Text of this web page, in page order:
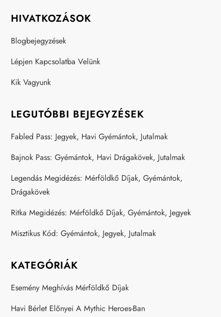
s
t
s
a
g
i
n
a
t
i
o
n
HIVATKOZÁSOK
Blogbejegyzések
Lépjen Kapcsolatba Velünk
Kik Vagyunk
LEGUTÓBBI BEJEGYZÉSEK
Fabled Pass: Jegyek, Havi Gyémántok, Jutalmak
Bajnok Pass: Gyémántok, Havi Drágakövek, Jutalmak
Legendás Megidézés: Mérföldkő Díjak, Gyémántok,
Drágakövek
Ritka Megidézés: Mérföldkő Díjak, Gyémántok, Jegyek
Misztikus Kód: Gyémántok, Jegyek, Jutalmak
KATEGÓRIÁK
Esemény Meghívás Mérföldkő Díjak
Havi Bérlet Előnyei A Mythic Heroes-Ban